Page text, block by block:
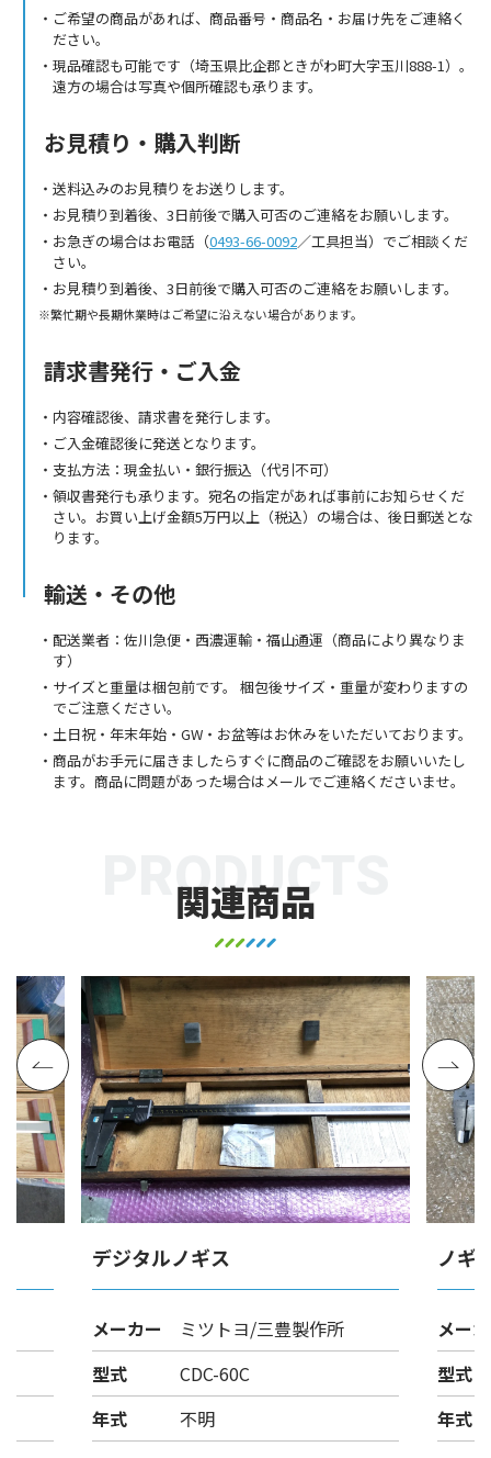
ご希望の商品があれば、商品番号・商品名・お届け先をご連絡く
ださい。
現品確認も可能です（埼玉県比企郡ときがわ町大字玉川888-1）。
遠方の場合は写真や個所確認も承ります。
お見積り・購入判断
送料込みのお見積りをお送りします。
お見積り到着後、3日前後で購入可否のご連絡をお願いします。
お急ぎの場合はお電話（0493-66-0092／工具担当）でご相談くだ
さい。
お見積り到着後、3日前後で購入可否のご連絡をお願いします。
繁忙期や長期休業時はご希望に沿えない場合があります。
請求書発行・ご入金
内容確認後、請求書を発行します。
ご入金確認後に発送となります。
支払方法：現金払い・銀行振込（代引不可）
領収書発行も承ります。宛名の指定があれば事前にお知らせくだ
さい。お買い上げ金額5万円以上（税込）の場合は、後日郵送とな
ります。
輸送・その他
配送業者：佐川急便・西濃運輸・福山通運（商品により異なりま
す）
サイズと重量は梱包前です。 梱包後サイズ・重量が変わりますの
でご注意ください。
土日祝・年末年始・GW・お盆等はお休みをいただいております。
商品がお手元に届きましたらすぐに商品のご確認をお願いいたし
ます。商品に問題があった場合はメールでご連絡くださいませ。
関連商品
PRODUCTS
デジタルノギス
メーカー
ミツトヨ/三豊製作所
型式
CDC-60C
年式
不明
ノギ
メー
型式
年式